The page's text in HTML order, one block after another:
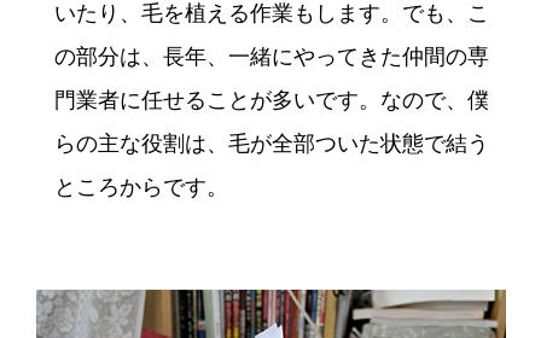
いたり、毛を植える作業もします。でも、こ
の部分は、長年、一緒にやってきた仲間の専
門業者に任せることが多いです。なので、僕
らの主な役割は、毛が全部ついた状態で結う
ところからです。